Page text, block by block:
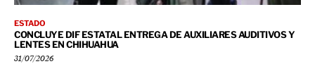
ESTADO
CONCLUYE DIF ESTATAL ENTREGA DE AUXILIARES AUDITIVOS Y
LENTES EN CHIHUAHUA
31/07/2026